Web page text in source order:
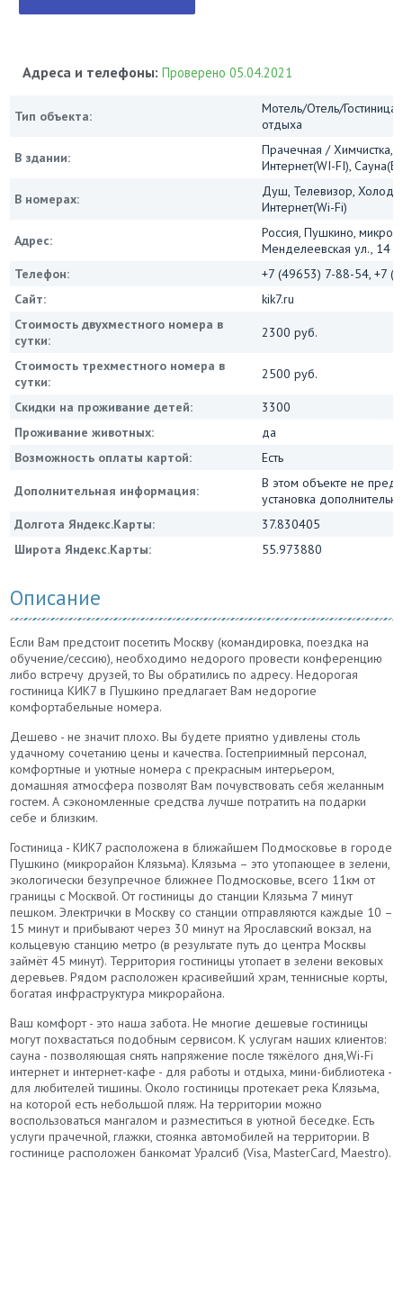
Адреса и телефоны:Проверено 05.04.2021
Тип объекта:
Мотель/Отель/
отдыха
В здании:
Прачечная / Химчистка,
Интернет(WI-FI),
В номерах:
Душ, Телевизор,
Интернет(Wi-Fi)
Адрес:
Россия, Пушкино,
Менделеевская ул., 14
Телефон:
+7 (49653) 7-88-54, +7
Сайт:
kik7.ru
Стоимость двухместного номера в
сутки:
2300 руб.
Стоимость трехместного номера в
сутки:
2500 руб.
Скидки на проживание детей:
3300
Проживание животных:
да
Возможность оплаты картой:
Есть
Дополнительная информация:
В этом объекте не
установка
Долгота Яндекс.Карты:
37.830405
Широта Яндекс.Карты:
55.973880
Описание
Если Вам предстоит посетить Москву (командировка, поездка на
обучение/сессию), необходимо недорого провести конференцию
либо встречу друзей, то Вы обратились по адресу. Недорогая
гостиница КИК7 в Пушкино предлагает Вам недорогие
комфортабельные номера.
Дешево - не значит плохо. Вы будете приятно удивлены столь
удачному сочетанию цены и качества. Гостеприимный персонал,
комфортные и уютные номера с прекрасным интерьером,
домашняя атмосфера позволят Вам почувствовать себя желанным
гостем. А сэкономленные средства лучше потратить на подарки
себе и близким.
Гостиница - КИК7 расположена в ближайшем Подмосковье в городе
Пушкино (микрорайон Клязьма). Клязьма – это утопающее в зелени,
экологически безупречное ближнее Подмосковье, всего 11км от
границы с Москвой. От гостиницы до станции Клязьма 7 минут
пешком. Электрички в Москву со станции отправляются каждые 10 –
15 минут и прибывают через 30 минут на Ярославский вокзал, на
кольцевую станцию метро (в результате путь до центра Москвы
займёт 45 минут). Территория гостиницы утопает в зелени вековых
деревьев. Рядом расположен красивейший храм, теннисные корты,
богатая инфраструктура микрорайона.
Ваш комфорт - это наша забота. Не многие дешевые гостиницы
могут похвастаться подобным сервисом. К услугам наших клиентов:
сауна - позволяющая снять напряжение после тяжёлого дня,Wi-Fi
интернет и интернет-кафе - для работы и отдыха, мини-библиотека -
для любителей тишины. Около гостиницы протекает река Клязьма,
на которой есть небольшой пляж. На территории можно
воспользоваться мангалом и разместиться в уютной беседке. Есть
услуги прачечной, глажки, стоянка автомобилей на территории. В
гостинице расположен банкомат Уралсиб (Visa, MasterCard, Maestro).